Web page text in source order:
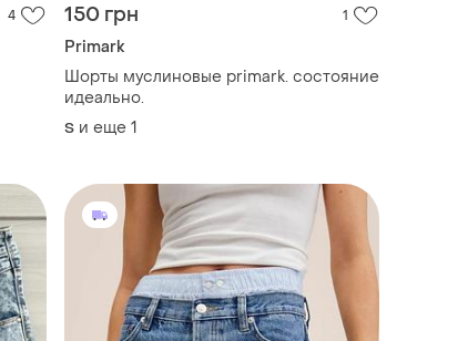
4 150 грн 1
Primark
Шорты муслиновые primark. состояние
идеально.
S и еще 1